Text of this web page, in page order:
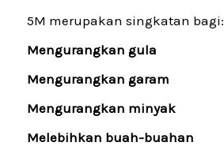
5M merupakan singkatan bagi:
Mengurangkan gula
Mengurangkan garam
Mengurangkan minyak
Melebihkan buah-buahan